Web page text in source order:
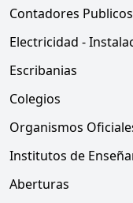
Contadores Publicos
Electricidad -
Escribanias
Colegios
Organismos
Institutos de
Aberturas